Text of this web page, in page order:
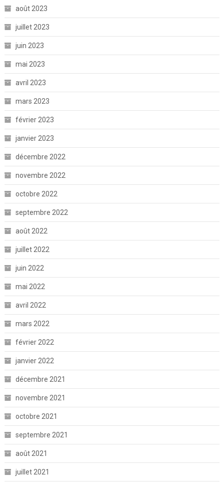
août 2023
juillet 2023
juin 2023
mai 2023
avril 2023
mars 2023
février 2023
janvier 2023
décembre 2022
novembre 2022
octobre 2022
septembre 2022
août 2022
juillet 2022
juin 2022
mai 2022
avril 2022
mars 2022
février 2022
janvier 2022
décembre 2021
novembre 2021
octobre 2021
septembre 2021
août 2021
juillet 2021